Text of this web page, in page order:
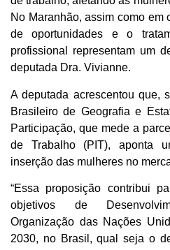
No Maranhão, assim como em
de oportunidades e o
profissional representam um
deputada Dra. Vivianne.
A deputada acrescentou que,
Brasileiro de Geografia e
Participação, que mede a
de Trabalho (PIT), aponta
inserção das mulheres no
“Essa proposição contribui
objetivos de
Organização das Nações
2030, no Brasil, qual seja o